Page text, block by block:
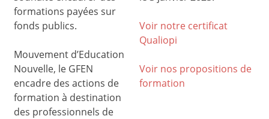
formations payées sur
fonds publics.
Mouvement d’Education
Nouvelle, le GFEN
encadre des actions de
formation à destination
des professionnels de
Voir notre certificat
Qualiopi
Voir nos propositions de
formation